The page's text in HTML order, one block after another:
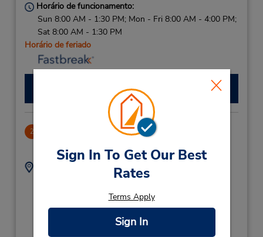
Sign In To Get Our Best
Rates
Terms Apply
Sign In
Horário de funcionamento:
Sun 8:00 AM - 1:30 PM; Mon - Fri 8:00 AM - 4:00 PM;
Sat 8:00 AM - 1:30 PM
Horário de feriado
Fazer uma reserva
2
Endereço:
70 E Ka'ahumanu Ave
Kahului (Maui Island),
Location Type:
Corporate